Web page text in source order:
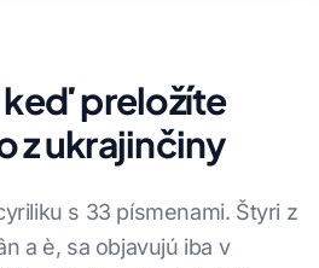
keď preložíte
z ukrajinčiny
s 33 písmenami. Štyri z
a è, sa objavujú iba v